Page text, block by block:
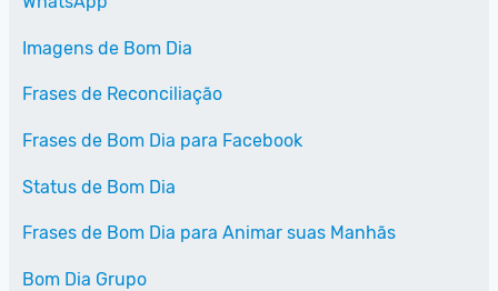
Imagens de Bom Dia
Frases de Reconciliação
Frases de Bom Dia para Facebook
Status de Bom Dia
Frases de Bom Dia para Animar suas Manhãs
Bom Dia Grupo